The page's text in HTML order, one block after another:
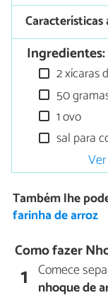
Características
Ingredientes:
2 xícaras
50
1 ovo
sal para
Também lhe
farinha de arroz
Como fazer
1 Comece
nhoque de